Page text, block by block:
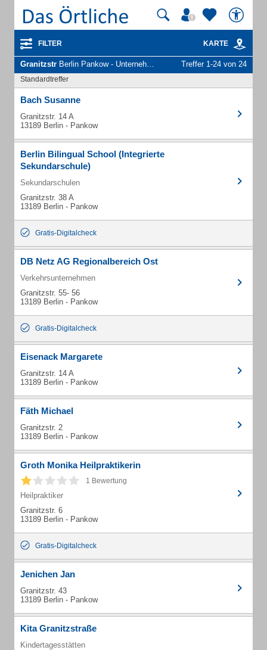
FILTER KARTE
Granitzstr Berlin Pankow - Unternehmen und Personen Treffer 1-24 von 24
Standardtreffer
Bach Susanne
Granitzstr. 14 A
13189 Berlin - Pankow
Berlin Bilingual School (Integrierte
Sekundarschule)
Sekundarschulen
Granitzstr. 38 A
13189 Berlin - Pankow
Gratis-Digitalcheck
DB Netz AG Regionalbereich Ost
Verkehrsunternehmen
Granitzstr. 55- 56
13189 Berlin - Pankow
Gratis-Digitalcheck
Eisenack Margarete
Granitzstr. 14 A
13189 Berlin - Pankow
Fäth Michael
Granitzstr. 2
13189 Berlin - Pankow
Groth Monika Heilpraktikerin
1 Bewertung
Heilpraktiker
Granitzstr. 6
13189 Berlin - Pankow
Gratis-Digitalcheck
Jenichen Jan
Granitzstr. 43
13189 Berlin - Pankow
Kita Granitzstraße
Kindertagesstätten